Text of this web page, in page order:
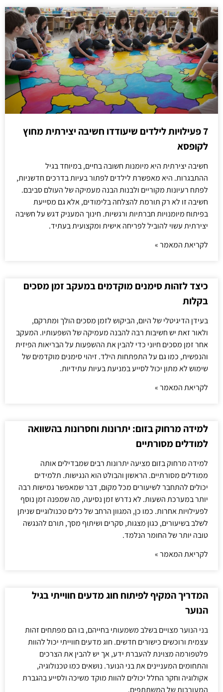
7 פעילויות לילדים שיעודדו חשיבה יצירתית מחוץ
לקופסא
חשיבה יצירתית היא מיומנות חשובה בחיים, במיוחד בגיל
ההתבגרות. היא מאפשרת לילדים לפתור בעיות בדרכים חדשניות,
לפתח רעיונות מקוריים ולבנות הבנה מעמיקה של העולם סביבם.
חשיבה זו לא רק תורמת להצלחה בלימודים, אלא גם מסייעת
בפיתוח מיומנויות חברתיות ורגשיות. חינוך המעניק דגש על חשיבה
יצירתית עשוי להוביל לפריחה אישית ומקצועית בעתיד.
לקריאת המאמר »
כיצד לזהות סימנים מוקדמים במעקב זמן מסכים
בקלות
בעידן הדיגיטלי של היום, הביקוש לזמן מסכים הולך ומתרקם,
ולאור זאת יש חשיבות רבה להבנה מעמיקה של השפעותיו. המעקב
אחר זמן מסכים חיוני כדי להבין את ההשפעות על הבריאות הפיזית
והנפשית, כמו גם על התפתחות הילד. זיהוי סימנים מוקדמים של
שימוש לא מתון יכול לסייע במניעת בעיות עתידיות.
לקריאת המאמר »
למידה מרחוק בזום: יתרונות וחסרונות בהשוואה
למודלים מסורתיים
למידה מרחוק בזום מציעה יתרונות רבים שמבדילים אותה
ממודלים מסורתיים. הראשון והבולט הוא הנגישות. תלמידים
יכולים להתחבר לשיעורים מכל מקום, דבר שמאפשר גמישות רבה
יותר במערכת השעות. לא נדרש זמן נסיעה, מה שמפנה זמן נוסף
לפעילויות אחרות. כמו כן, המגוון הרחב של כלים טכנולוגיים שניתן
לשלב בשיעורים, כגון מצגות, סקרים ושיתוף מסך, תורם להנגשה
טובה יותר של החומר הנלמד.
לקריאת המאמר »
המדריך המקיף לפיתוח חוג מדעים חווייתי בגיל
הנוער
בני הנוער מצויים בשלב משמעותי בחייהם, בו הם מפתחים זהות
עצמית ורוכשים כישורים חדשים. חוג מדעים חווייתי יכול להוות
פלטפורמה מצוינת להעברת ידע, אך יש להבין את הצרכים
והתחומים המעניינים את בני הנוער. נושאים כמו טכנולוגיה,
אקולוגיה וחקר החלל יכולים להוות מוקד משיכה ולסייע בהגברת